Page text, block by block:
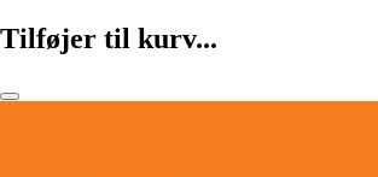
Tilføjer til kurv...